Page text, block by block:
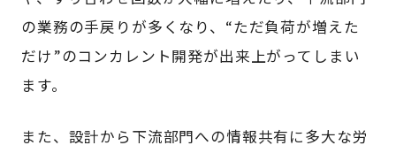
の業務の手戻りが多くなり、“ただ負荷が増えた
だけ”のコンカレント開発が出来上がってしまい
ます。
また、設計から下流部門への情報共有に多大な労